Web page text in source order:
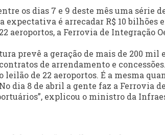
os dias 7 e 9 deste mês uma série
a expectativa é arrecadar R$ 10
aeroportos, a Ferrovia de Integração
prevê a geração de mais de 200 mil
de arrendamento e concessões.
leilão de 22 aeroportos. É a mesma
dia 8 de abril a gente faz a Ferrovia
explicou o ministro da